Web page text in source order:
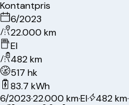
Kontantpris
6/2023
22.000 km
El
482 km
517 hk
83.7 kWh
6/2023·22.000 km·El· 482 km·